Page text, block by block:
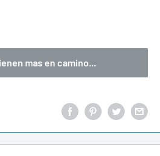
mas en camino...